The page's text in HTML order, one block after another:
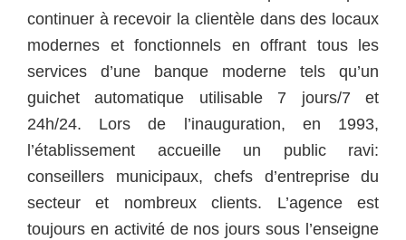
continuer à recevoir la clientèle dans des locaux
modernes et fonctionnels en offrant tous les
services d’une banque moderne tels qu’un
guichet automatique utilisable 7 jours/7 et
24h/24. Lors de l’inauguration, en 1993,
l’établissement accueille un public ravi:
conseillers municipaux, chefs d’entreprise du
secteur et nombreux clients. L’agence est
toujours en activité de nos jours sous l’enseigne